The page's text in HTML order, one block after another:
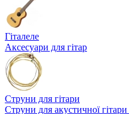
Гіталеле
Аксесуари для гітар
Струни для гітари
Струни для акустичної гітари